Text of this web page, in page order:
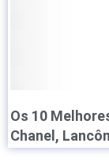
Os 10
Chanel,